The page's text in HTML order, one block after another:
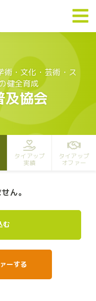
術・文化・芸術・ス
健全育成
及協会
タイアップ
実績
タイアップ
オファー
ん。
む
ーする